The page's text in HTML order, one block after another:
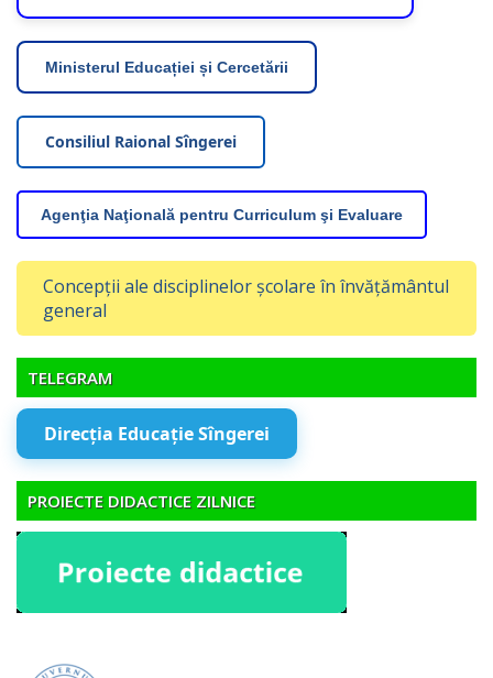
Ministerul Educației și Cercetării
Consiliul Raional Sîngerei
Agenţia Naţională pentru Curriculum şi Evaluare
Concepții ale disciplinelor școlare în învățământul
general
TELEGRAM
Direcția Educație Sîngerei
PROIECTE DIDACTICE ZILNICE